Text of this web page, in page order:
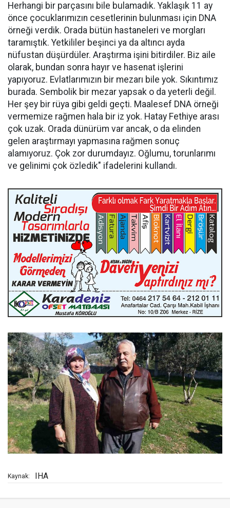
Herhangi bir parçasını bile bulamadık. Yaklaşık 11 ay
önce çocuklarımızın cesetlerinin bulunması için DNA
örneği verdik. Orada bütün hastaneleri ve morgları
taramıştık. Yetkililer beşinci ya da altıncı ayda
nüfustan düşürdüler. Araştırma işini bitirdiler. Biz aile
olarak, bundan sonra hayır ve hasenat işlerini
yapıyoruz. Evlatlarımızın bir mezarı bile yok. Sıkıntımız
burada. Sembolik bir mezar yapsak o da yeterli değil.
Her şey bir rüya gibi geldi geçti. Maalesef DNA örneği
vermemize rağmen hala bir iz yok. Hatay Fethiye arası
çok uzak. Orada dünürüm var ancak, o da elinden
gelen araştırmayı yapmasına rağmen sonuç
alamıyoruz. Çok zor durumdayız. Oğlumu, torunlarımı
ve gelinimi çok özledik" ifadelerini kullandı.
Kaynak: IHA